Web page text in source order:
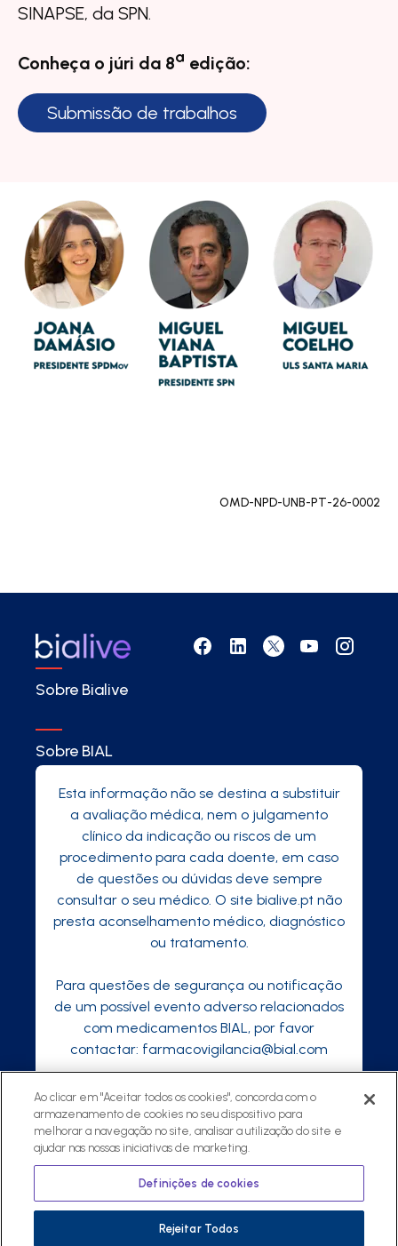
SINAPSE, da SPN.
Conheça o júri da 8ª edição:
Submissão de trabalhos
OMD-NPD-UNB-PT-26-0002
Sobre Bialive
Sobre BIAL
Esta informação não se destina a substituir
a avaliação médica, nem o julgamento
clínico da indicação ou riscos de um
procedimento para cada doente, em caso
de questões ou dúvidas deve sempre
consultar o seu médico. O site bialive.pt não
presta aconselhamento médico, diagnóstico
ou tratamento.
Para questões de segurança ou notificação
de um possível evento adverso relacionados
com medicamentos BIAL, por favor
contactar: farmacovigilancia@bial.com
©2026 ® Todos os direitos reservados
Política de PrivacidadeRegulamento
Política Privacidade para Profissionais de
Saúde
Ao clicar em "Aceitar todos os cookies", concorda com o
armazenamento de cookies no seu dispositivo para
melhorar a navegação no site, analisar a utilização do site e
ajudar nas nossas iniciativas de marketing.
Definições de cookies
Rejeitar Todos